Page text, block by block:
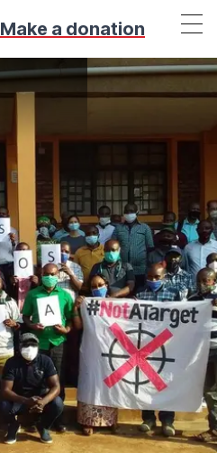
Make a donation